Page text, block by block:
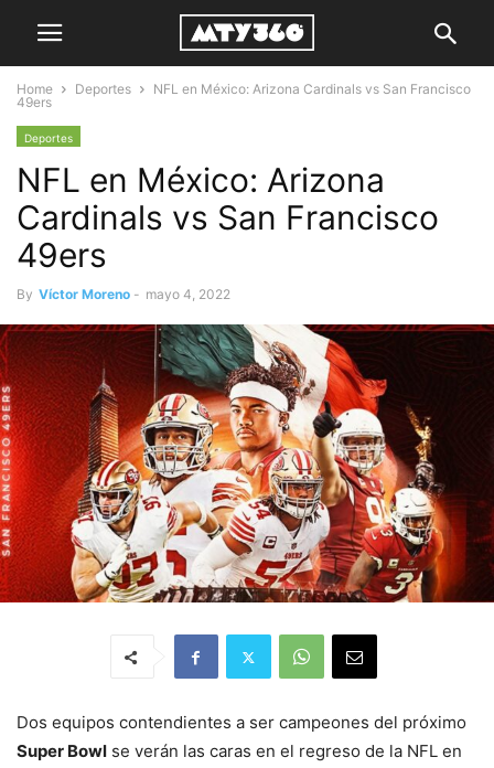
Home Deportes
NFL en México: Arizona Cardinals vs San Francisco
49ers
Deportes
NFL en México: Arizona
Cardinals vs San Francisco
49ers
By Víctor Moreno - mayo 4, 2022
Dos equipos contendientes a ser campeones del próximo
Super Bowl se verán las caras en el regreso de la NFL en